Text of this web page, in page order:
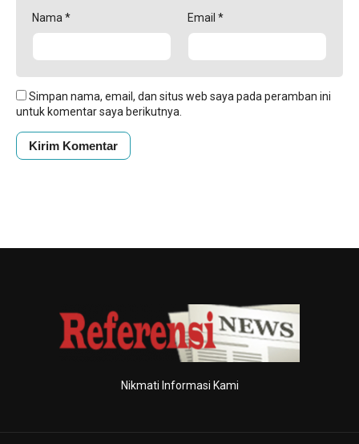
Nama * Email *
Simpan nama, email, dan situs web saya pada peramban ini
untuk komentar saya berikutnya.
Nikmati Informasi Kami